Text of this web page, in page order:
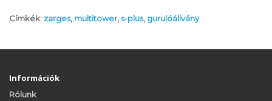
Címkék: zarges, multitower, s-plus, gurulóállvány
Információk
Rólunk